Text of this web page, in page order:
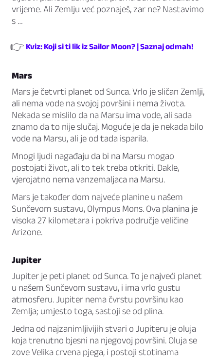
vrijeme. Ali Zemlju već poznaješ, zar ne? Nastavimo
s …
👉 Kviz: Koji si ti lik iz Sailor Moon? | Saznaj odmah!
Mars
Mars je četvrti planet od Sunca. Vrlo je sličan Zemlji,
ali nema vode na svojoj površini i nema života.
Nekada se mislilo da na Marsu ima vode, ali sada
znamo da to nije slučaj. Moguće je da je nekada bilo
vode na Marsu, ali je od tada isparila.
Mnogi ljudi nagađaju da bi na Marsu mogao
postojati život, ali to tek treba otkriti. Dakle,
vjerojatno nema vanzemaljaca na Marsu.
Mars je također dom najveće planine u našem
Sunčevom sustavu, Olympus Mons. Ova planina je
visoka 27 kilometara i pokriva područje veličine
Arizone.
Jupiter
Jupiter je peti planet od Sunca. To je najveći planet
u našem Sunčevom sustavu, i ima vrlo gustu
atmosferu. Jupiter nema čvrstu površinu kao
Zemlja; umjesto toga, sastoji se od plina.
Jedna od najzanimljivijih stvari o Jupiteru je oluja
koja trenutno bjesni na njegovoj površini. Oluja se
zove Velika crvena pjega, i postoji stotinama